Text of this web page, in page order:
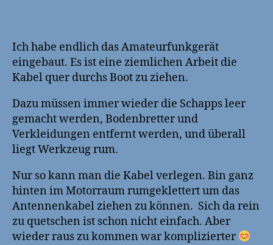
Ich habe endlich das Amateurfunkgerät
eingebaut. Es ist eine ziemlichen Arbeit die
Kabel quer durchs Boot zu ziehen.
Dazu müssen immer wieder die Schapps leer
gemacht werden, Bodenbretter und
Verkleidungen entfernt werden, und überall
liegt Werkzeug rum.
Nur so kann man die Kabel verlegen. Bin ganz
hinten im Motorraum rumgeklettert um das
Antennenkabel ziehen zu können. Sich da rein
zu quetschen ist schon nicht einfach. Aber
wieder raus zu kommen war komplizierter